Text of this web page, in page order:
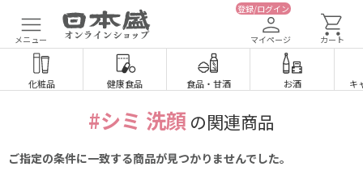
メニュー
登録/ログイン
マイページ カート
化粧品 健康食品 食品・ 甘酒 お酒 キ
#シミ 洗顔 の関連商品
ご指定の条件に一致する商品が見つかりませんでした。